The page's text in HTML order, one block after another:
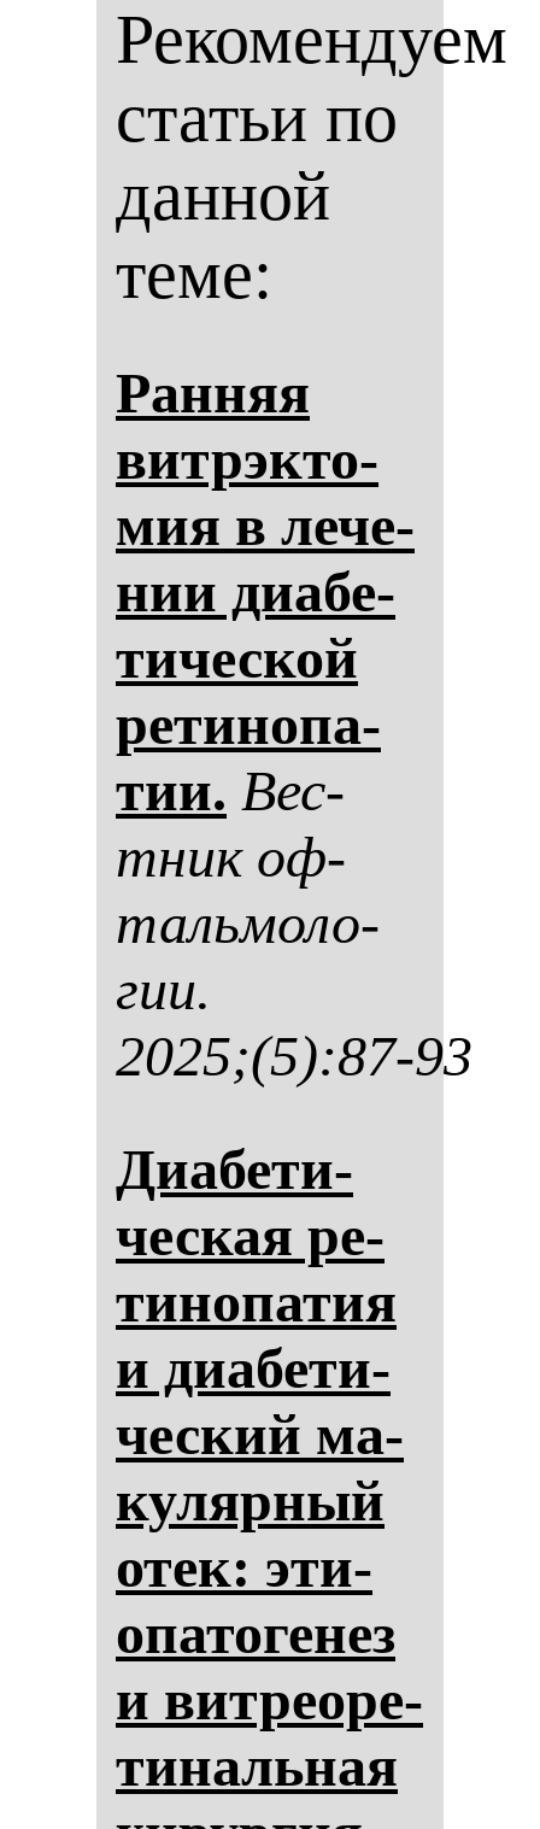
Рекомендуем
статьи по
данной
теме:
Ран­няя
вит­рэк­то­
мия в ле­че­
нии ди­абе­
ти­чес­кой
ре­ти­но­па­
тии. Вес­
тник оф­
таль­мо­ло­
гии.
2025;(5):87-93
Диабе­ти­
чес­кая ре­
ти­но­па­тия
и ди­абе­ти­
чес­кий ма­
ку­ляр­ный
отек: эти­
опа­то­ге­нез
и вит­ре­оре­
ти­наль­ная